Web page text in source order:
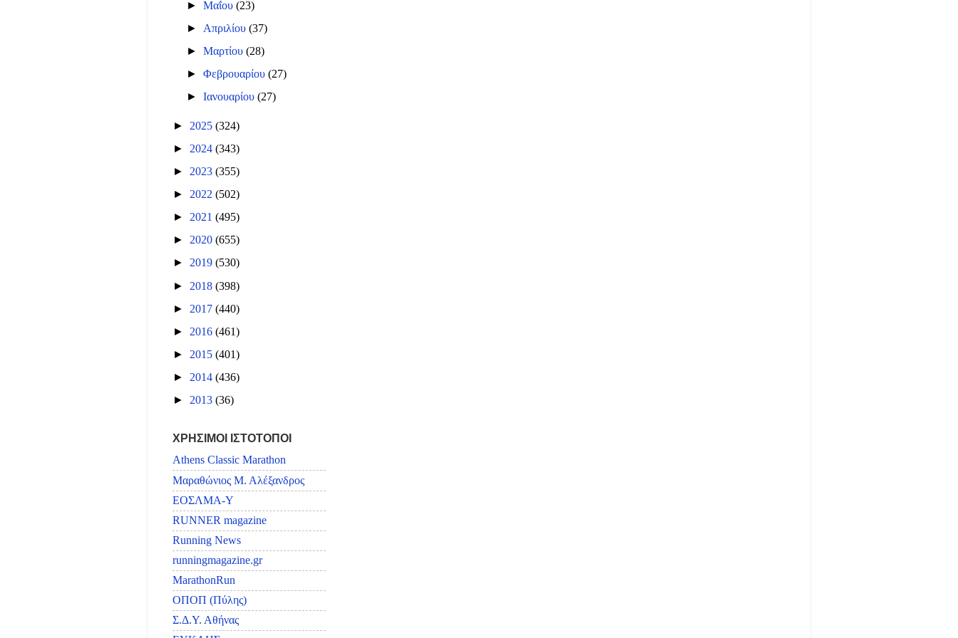
►Μαΐου(23)
► Απριλίου(37)
►Μαρτίου(28)
►Φεβρουαρίου(27)
►Ιανουαρίου(27)
► 2025 (324)
► 2024 (343)
► 2023 (355)
► 2022 (502)
► 2021 (495)
► 2020 (655)
► 2019 (530)
► 2018 (398)
► 2017 (440)
► 2016 (461)
► 2015 (401)
► 2014 (436)
► 2013 (36)
ΧΡΗΣΙΜΟΙ ΙΣΤΟΤΟΠΟΙ
Athens Classic Marathon
Μαραθώνιος Μ. Αλέξανδρος
ΕΟΣΛΜΑ-Υ
RUNNER magazine
Running News
runningmagazine.gr
MarathonRun
ΟΠΟΠ (Πύλης)
Σ.Δ.Υ. Αθήνας